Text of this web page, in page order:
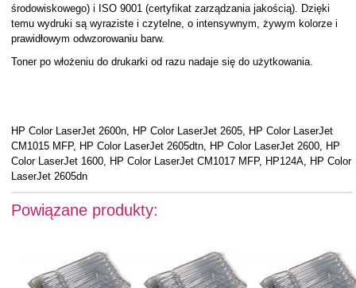
środowiskowego) i ISO 9001 (certyfikat zarządzania jakością). Dzięki
temu wydruki są wyraziste i czytelne, o intensywnym, żywym kolorze i
prawidłowym odwzorowaniu barw.
Toner po włożeniu do drukarki od razu nadaje się do użytkowania.
HP Color LaserJet 2600n, HP Color LaserJet 2605, HP Color LaserJet
CM1015 MFP, HP Color LaserJet 2605dtn, HP Color LaserJet 2600, HP
Color LaserJet 1600, HP Color LaserJet CM1017 MFP, HP124A, HP Color
LaserJet 2605dn
Powiązane produkty: